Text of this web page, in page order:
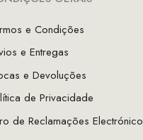
e Condições
e Entregas
e Devoluções
de Privacidade
de Reclamações Electrónico